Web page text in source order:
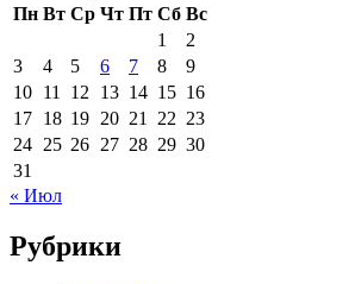
Пн Вт Ср Чт Пт Сб Вс
1
2
3
4 5 6 7 8
9
10 11 12 13 14 15 16
17 18 19 20 21 22 23
24 25 26 27 28 29 30
31
« Июл
Рубрики